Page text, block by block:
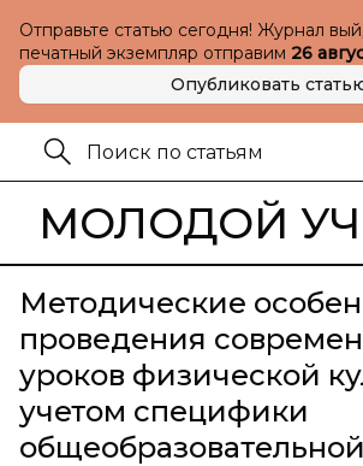
Отправьте статью сегодня! Журнал
печатный экземпляр отправим 26
Опубликовать
МОЛОДОЙ
Методические
проведения
уроков физической
учетом специфики